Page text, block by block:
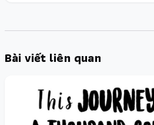
Bài viết liên quan